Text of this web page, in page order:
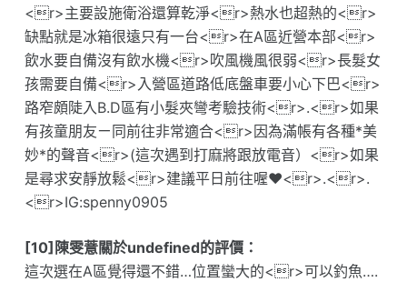
<r>主要設施衛浴還算乾淨<r>熱水也超熱的<r>
缺點就是冰箱很遠只有一台<r>在A區近營本部<r>
飲水要自備沒有飲水機<r>吹風機風很弱<r>長髮女
孩需要自備<r>入營區道路低底盤車要小心下巴<r>
路窄頗陡入B.D區有小髮夾彎考驗技術<r>.<r>如果
有孩童朋友ㄧ同前往非常適合<r>因為滿帳有各種*美
妙*的聲音<r>(這次遇到打麻將跟放電音）<r>如果
是尋求安靜放鬆<r>建議平日前往喔❤️<r>.<r>.
<r>IG:spenny0905
[10]陳雯薏關於undefined的評價：
這次選在A區覺得還不錯…位置蠻大的<r>可以釣魚….